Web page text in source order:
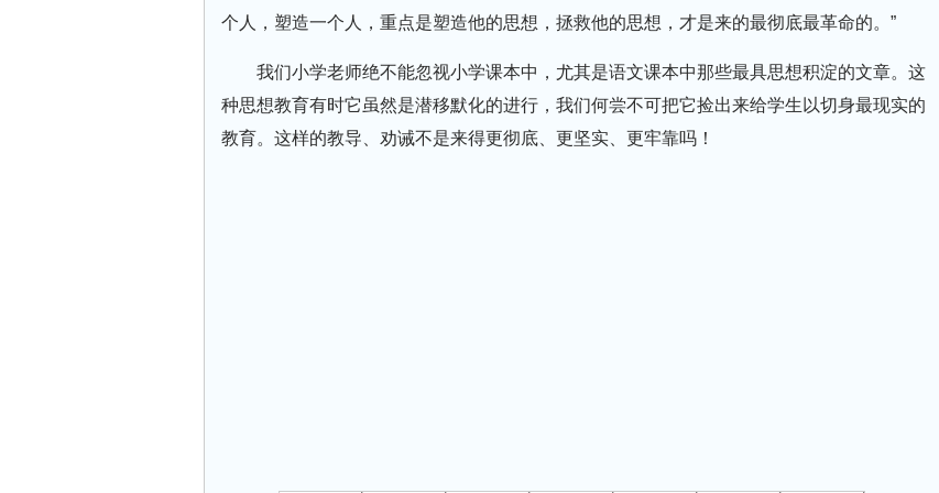
个人，塑造一个人，重点是塑造他的思想，拯救他的思想，才是来的最彻底最革命的。”
我们小学老师绝不能忽视小学课本中，尤其是语文课本中那些最具思想积淀的文章。这
种思想教育有时它虽然是潜移默化的进行，我们何尝不可把它捡出来给学生以切身最现实的
教育。这样的教导、劝诫不是来得更彻底、更坚实、更牢靠吗！